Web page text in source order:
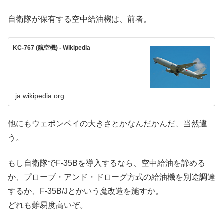
自衛隊が保有する空中給油機は、前者。
KC-767 (航空機) - Wikipedia
ja.wikipedia.org
他にもウェポンベイの大きさとかなんだかんだ、当然違
う。
もし自衛隊でF-35Bを導入するなら、空中給油を諦める
か、プローブ・アンド・ドローグ方式の給油機を別途調達
するか、F-35B/Jとかいう魔改造を施すか。
どれも難易度高いぞ。